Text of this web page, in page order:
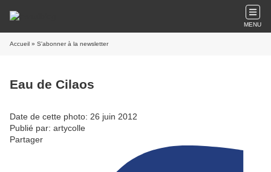
MENU
Accueil » S'abonner à la newsletter
Eau de Cilaos
Date de cette photo: 26 juin 2012
Publié par: artycolle
Partager